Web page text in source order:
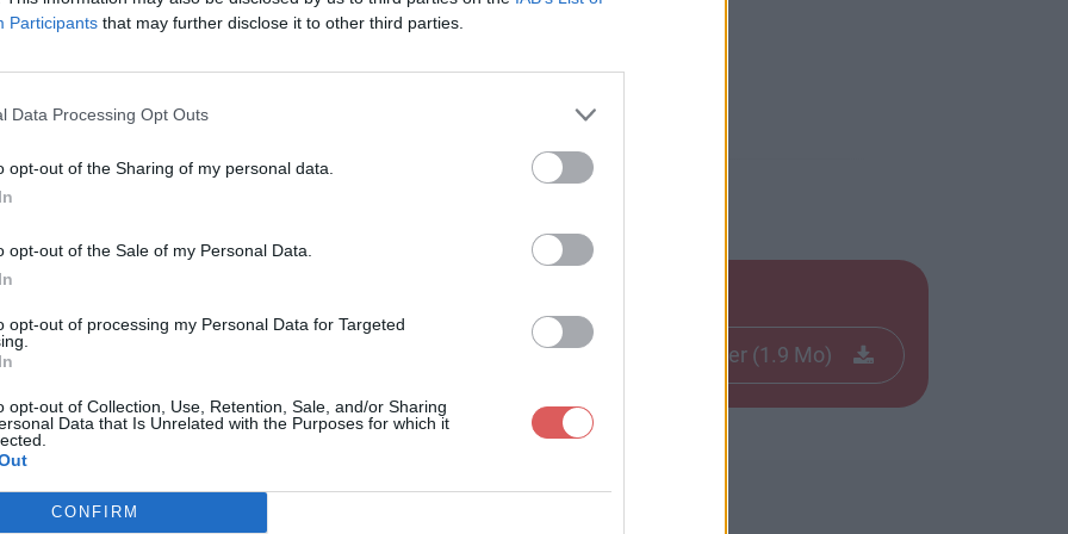
Participants that may further disclose it to other third parties.
Data Processing Opt Outs
opt-out of the Sharing of my personal data.
opt-out of the Sale of my Personal Data.
opt-out of processing my Personal Data for Targeted
opt-out of Collection, Use, Retention, Sale, and/or Sharing
Data that Is Unrelated with the Purposes for which it
CONFIRM
me fais partitions.pdf
Télécharger le fichier (1.9 Mo)